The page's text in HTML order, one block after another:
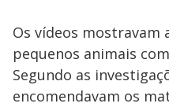
Os vídeos mostravam
pequenos animais
Segundo as
encomendavam os